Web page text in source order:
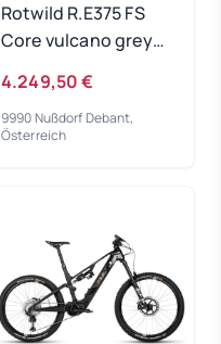
Rotwild R.E375 FS
Core vulcano grey
4.249,50 €
9990 Nußdorf Debant,
Österreich